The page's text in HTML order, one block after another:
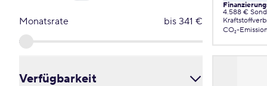
Monatsrate bis 341 €
Verfügbarkeit
4.588 €
CO₂-